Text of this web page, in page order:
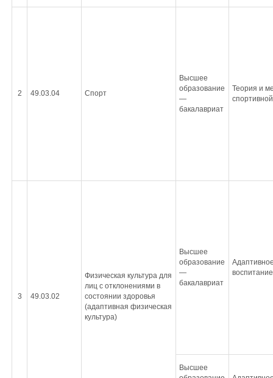
2 49.03.04 Спорт
Высшее
образование
—
бакалавриат
Теория и
3 49.03.02
Физическая культура для
лиц с отклонениями в
состоянии здоровья
(адаптивная физическая
культура)
Высшее
образование
—
бакалавриат
воспитание
Высшее